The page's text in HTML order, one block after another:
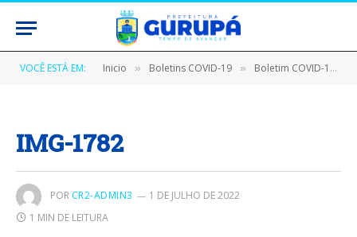
VOCÊ ESTÁ EM: Inicio » Boletins COVID-19 » Boletim COVID-19 (27/08/2020)
IMG-1782
POR CR2-ADMIN3
1 DE JULHO DE 2022
1 MIN DE LEITURA